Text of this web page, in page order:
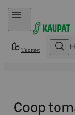
Hyppää sisältöön
Tuotteet
Coop